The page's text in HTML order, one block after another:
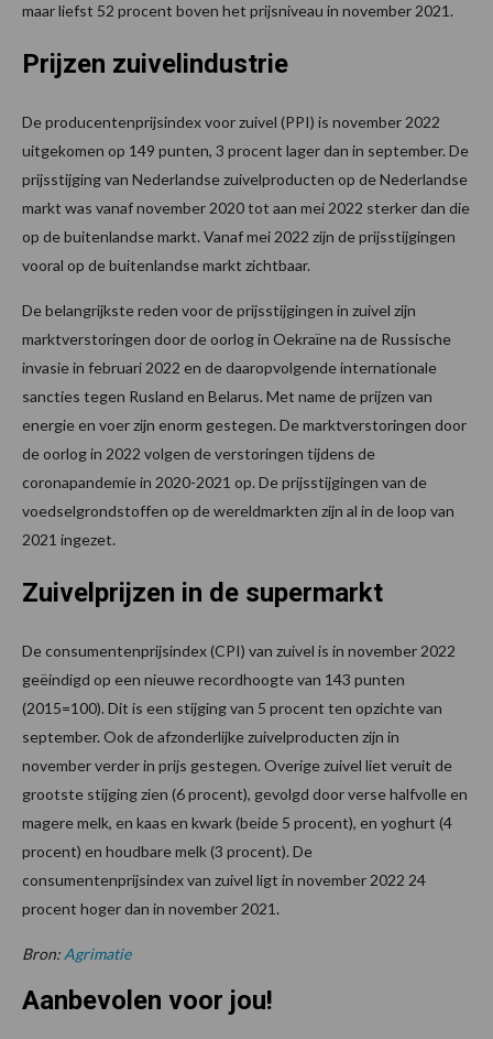
maar liefst 52 procent boven het prijsniveau in november 2021.
Prijzen zuivelindustrie
De producentenprijsindex voor zuivel (PPI) is november 2022
uitgekomen op 149 punten, 3 procent lager dan in september. De
prijsstijging van Nederlandse zuivelproducten op de Nederlandse
markt was vanaf november 2020 tot aan mei 2022 sterker dan die
op de buitenlandse markt. Vanaf mei 2022 zijn de prijsstijgingen
vooral op de buitenlandse markt zichtbaar.
De belangrijkste reden voor de prijsstijgingen in zuivel zijn
marktverstoringen door de oorlog in Oekraïne na de Russische
invasie in februari 2022 en de daaropvolgende internationale
sancties tegen Rusland en Belarus. Met name de prijzen van
energie en voer zijn enorm gestegen. De marktverstoringen door
de oorlog in 2022 volgen de verstoringen tijdens de
coronapandemie in 2020-2021 op. De prijsstijgingen van de
voedselgrondstoffen op de wereldmarkten zijn al in de loop van
2021 ingezet.
Zuivelprijzen in de supermarkt
De consumentenprijsindex (CPI) van zuivel is in november 2022
geëindigd op een nieuwe recordhoogte van 143 punten
(2015=100). Dit is een stijging van 5 procent ten opzichte van
september. Ook de afzonderlijke zuivelproducten zijn in
november verder in prijs gestegen. Overige zuivel liet veruit de
grootste stijging zien (6 procent), gevolgd door verse halfvolle en
magere melk, en kaas en kwark (beide 5 procent), en yoghurt (4
procent) en houdbare melk (3 procent). De
consumentenprijsindex van zuivel ligt in november 2022 24
procent hoger dan in november 2021.
Bron: Agrimatie
Aanbevolen voor jou!